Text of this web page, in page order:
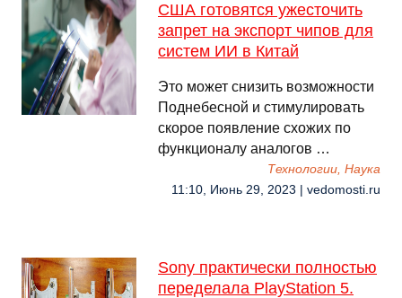
США готовятся ужесточить
запрет на экспорт чипов для
систем ИИ в Китай
Это может снизить возможности
Поднебесной и стимулировать
скорое появление схожих по
функционалу аналогов …
Технологии, Наука
11:10, Июнь 29, 2023 | vedomosti.ru
Sony практически полностью
переделала PlayStation 5.